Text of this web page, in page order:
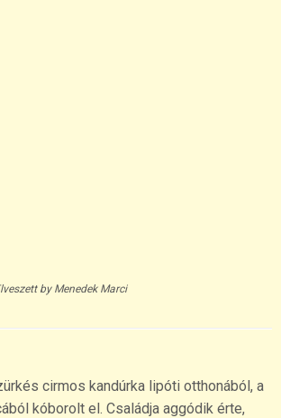
by Menedek Marci
cirmos kandúrka lipóti otthonából, a
kóborolt el. Családja aggódik érte,